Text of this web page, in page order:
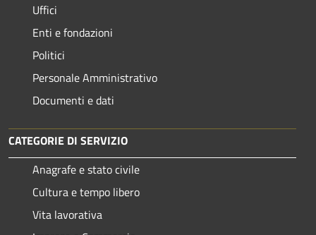
Uffici
Enti e fondazioni
Politici
Personale Amministrativo
Documenti e dati
CATEGORIE DI SERVIZIO
Anagrafe e stato civile
Cultura e tempo libero
Vita lavorativa